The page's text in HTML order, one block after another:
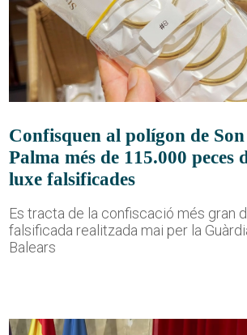
Confisquen al polígon de
Palma més de 115.000 peces
luxe falsificades
Es tracta de la confiscació més gran
falsificada realitzada mai per la
Balears